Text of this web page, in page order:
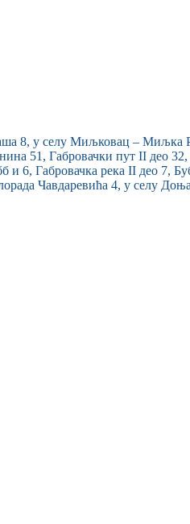
8, у селу Миљковац –
51, Габровачки пут II део
Габровачка река II део 7,
Чавдаревића 4, у селу